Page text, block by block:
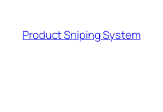
content
Product Sniping System